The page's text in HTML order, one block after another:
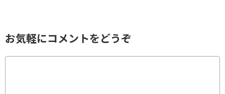
お気軽にコメントをどうぞ